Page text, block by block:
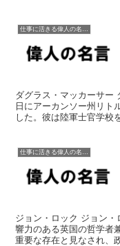
仕事に活きる偉人の名言格言
ダグラス・マッカーサー
日にアーカンソー州リト
した。彼は陸軍士官学校
仕事に活きる偉人の名言格言
ジョン・ロック ジョン・
響力のある英国の哲学者
重要な存在と見なされ、